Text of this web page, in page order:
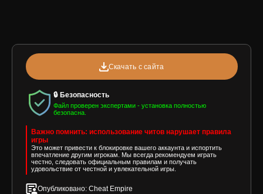
Скачать с сайта
🔒 Безопасность
Файл проверен экспертами - установка полностью
безопасна.
Важно помнить: использование читов нарушает правила
игры
Это может привести к блокировке вашего аккаунта и испортить
впечатление другим игрокам. Мы всегда рекомендуем играть
честно, следовать официальным правилам и получать
удовольствие от честной и увлекательной игры.
Опубликовано: Cheat Empire